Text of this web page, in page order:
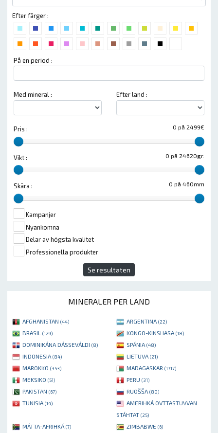
Efter färger :
På en period :
Med mineral : Efter land :
0 på 2499€
Pris :
0 på 24620gr.
Vikt :
0 på 460mm
Skära :
Kampanjer
Nyankomna
Delar av högsta kvalitet
Professionella produkter
Se resultaten
MINERALER PER LAND
AFGHANISTAN (44) ARGENTINA (22)
BRASIL (129) KONGO-KINSHASA (18)
DOMINIKÁNA DÁSSEVÁLDI (8) SPÁNIA (48)
INDONESIA (84) LIETUVA (21)
MAROKKO (353) MADAGASKAR (1717)
MEKSIKO (51) PERU (31)
PAKISTAN (67) RUOŠŠA (80)
TUNISIA (14)
AMERIHKÁ OVTTASTUVVAN
STÁHTAT (25)
MÁTTA-AFRIHKÁ (7) ZIMBABWE (6)